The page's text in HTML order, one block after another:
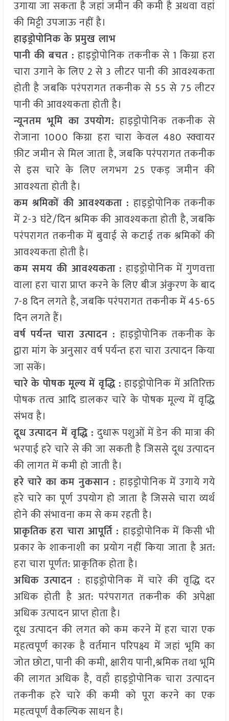
उगाया जा सकता है जहां जमीन की कमी है अथवा वहां
की मिट्टी उपजाऊ नहीं है।
हाइड्रोपोनिक के प्रमुख लाभ
पानी की बचत : हाइड्रोपोनिक तकनीक से 1 किग्रा हरा
चारा उगाने के लिए 2 से 3 लीटर पानी की आवश्यकता
होती है जबकि परंपरागत तकनीक से 55 से 75 लीटर
पानी की आवश्यकता होती है।
न्यूनतम भूमि का उपयोग: हाइड्रोपोनिक तकनीक से
रोजाना 1000 किग्रा हरा चारा केवल 480 स्क्वायर
फ़ीट जमीन से मिल जाता है, जबकि परंपरागत तकनीक
से इस चारे के लिए लगभग 25 एकड़ जमीन की
आवश्यता होती है।
कम श्रमिकों की आवश्यकता : हाइड्रोपोनिक तकनीक
में 2-3 घंटे/दिन श्रमिक की आवश्यकता होती है, जबकि
परंपरागत तकनीक में बुवाई से कटाई तक श्रमिकों की
आवश्यकता होती है।
कम समय की आवश्यकता : हाइड्रोपोनिक में गुणवत्ता
वाला हरा चारा प्राप्त करने के लिए बीज अंकुरण के बाद
7-8 दिन लगते है, जबकि परंपरागत तकनीक में 45-65
दिन लगते हैं।
वर्ष पर्यन्त चारा उत्पादन : हाइड्रोपोनिक तकनीक के
द्वारा मांग के अनुसार वर्ष पर्यन्त हरा चारा उत्पादन किया
जा सकें।
चारे के पोषक मूल्य में वृद्धि :हाइड्रोपोनिक में अतिरिक्त
पोषक तत्व आदि डालकर चारे के पोषक मूल्य में वृद्धि
संभव है।
दूध उत्पादन में वृद्धि : दुधारू पशुओं में डेन की मात्रा की
भरपाई हरे चारे से की जा सकती है जिससे दूध उत्पादन
की लागत में कमी हो जाती है।
हरे चारे का कम नुकसान : हाइड्रोपोनिक में उगाये गये
हरे चारे का पूर्ण उपयोग हो जाता है जिससे चारा व्यर्थ
होने की संभावना कम से कम रहती है।
प्राकृतिक हरा चारा आपूर्ति : हाइड्रोपोनिक में किसी भी
प्रकार के शाकनाशी का प्रयोग नहीं किया जाता है अत:
हरा चारा पूर्णत: प्राकृतिक होता है।
अधिक उत्पादन : हाइड्रोपोनिक में चारे की वृद्धि दर
अधिक होती है अत: परंपरागत तकनीक की अपेक्षा
अधिक उत्पादन प्राप्त होता है।
दूध उत्पादन की लगत को कम करने में हरा चारा एक
महत्वपूर्ण कारक है वर्तमान परिपक्ष्य में जहां भूमि का
जोत छोटा, पानी की कमी, क्षारीय पानी,श्रमिक तथा भूमि
की लागत अधिक है, वहाँ हाइड्रोपोनिक चारा उत्पादन
तकनीक हरे चारे की कमी को पूरा करने का एक
महत्वपूर्ण वैकल्पिक साधन है।